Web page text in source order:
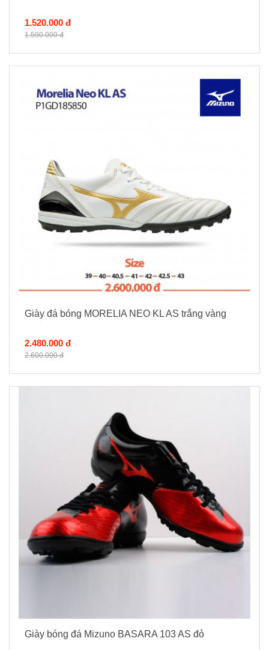
1.520.000 đ
1.590.000 đ
Giày đá bóng MORELIA NEO KL AS trắng vàng
2.480.000 đ
2.600.000 đ
Giày bóng đá Mizuno BASARA 103 AS đỏ